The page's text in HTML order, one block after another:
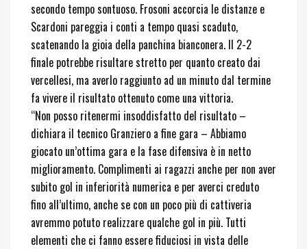
secondo tempo sontuoso. Frosoni accorcia le distanze e
Scardoni pareggia i conti a tempo quasi scaduto,
scatenando la gioia della panchina bianconera. Il 2-2
finale potrebbe risultare stretto per quanto creato dai
vercellesi, ma averlo raggiunto ad un minuto dal termine
fa vivere il risultato ottenuto come una vittoria.
“Non posso ritenermi insoddisfatto del risultato –
dichiara il tecnico Granziero a fine gara – Abbiamo
giocato un’ottima gara e la fase difensiva è in netto
miglioramento. Complimenti ai ragazzi anche per non aver
subito gol in inferiorità numerica e per averci creduto
fino all’ultimo, anche se con un poco più di cattiveria
avremmo potuto realizzare qualche gol in più. Tutti
elementi che ci fanno essere fiduciosi in vista delle